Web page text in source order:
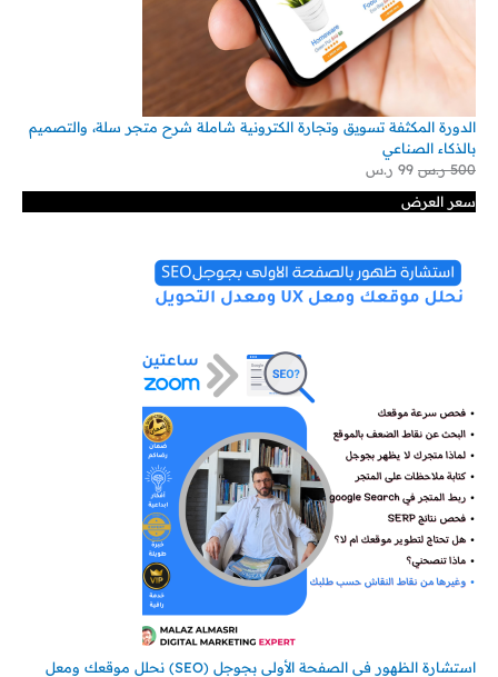
الدورة المكثفة تسويق وتجارة الكترونية شاملة شرح متجر سلة، والتصميم
بالذكاء الصناعي
500 ر.س 99 ر.س
سعر العرض
استشارة الظهور في الصفحة الأولى بجوجل (SEO) نحلل موقعك ومعل